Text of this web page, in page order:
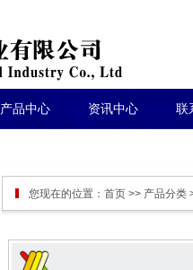
产品中心 资讯中心 联
您现在的位置： 首页 >> 产品分类